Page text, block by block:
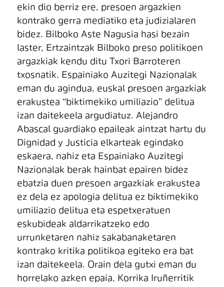
ekin dio berriz ere, presoen argazkien
kontrako gerra mediatiko eta judizialaren
bidez. Bilboko Aste Nagusia hasi bezain
laster, Ertzaintzak Bilboko preso politikoen
argazkiak kendu ditu Txori Barroteren
txosnatik. Espainiako Auzitegi Nazionalak
eman du agindua, euskal presoen argazkiak
erakustea “biktimekiko umiliazio” delitua
izan daitekeela argudiatuz. Alejandro
Abascal guardiako epaileak aintzat hartu du
Dignidad y Justicia elkarteak egindako
eskaera, nahiz eta Espainiako Auzitegi
Nazionalak berak hainbat epairen bidez
ebatzia duen presoen argazkiak erakustea
ez dela ez apologia delitua ez biktimekiko
umiliazio delitua eta espetxeratuen
eskubideak aldarrikatzeko edo
urrunketaren nahiz sakabanaketaren
kontrako kritika politikoa egiteko era bat
izan daitekeela. Orain dela gutxi eman du
horrelako azken epaia, Korrika Iruñerritik